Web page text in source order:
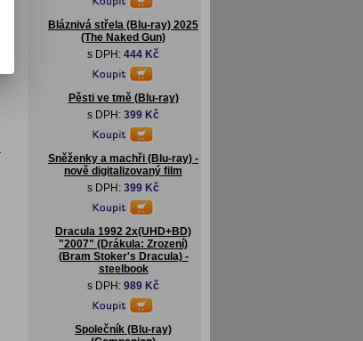
Bláznivá střela (Blu-ray) 2025
(The Naked Gun)
s DPH: 444 Kč
Pěsti ve tmě (Blu-ray)
s DPH: 399 Kč
Sněženky a machři (Blu-ray) -
nově digitalizovaný film
s DPH: 399 Kč
Dracula 1992 2x(UHD+BD)
"2007" (Drákula: Zrození)
(Bram Stoker's Dracula) -
steelbook
s DPH: 989 Kč
Společník (Blu-ray)